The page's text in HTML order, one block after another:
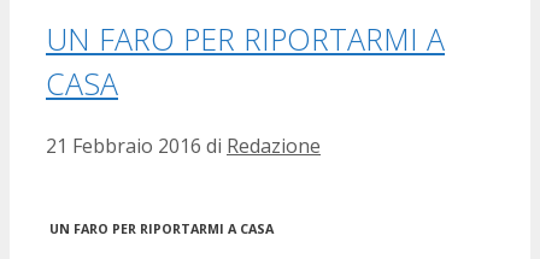
UN FARO PER RIPORTARMI A
CASA
21 Febbraio 2016 di Redazione
UN FARO PER RIPORTARMI A CASA